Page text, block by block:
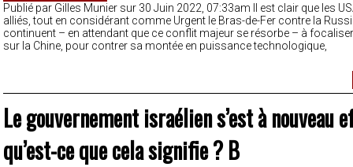
Publié par Gilles Munier sur 30 Juin 2022, 07:33am Il est clair que les
alliés, tout en considérant comme Urgent le Bras-de-Fer contre la
continuent – en attendant que ce conflit majeur se résorbe – à
sur la Chine, pour contrer sa montée en puissance technologique,
Le gouvernement israélien s’est à nouveau
qu’est-ce que cela signifie ? B